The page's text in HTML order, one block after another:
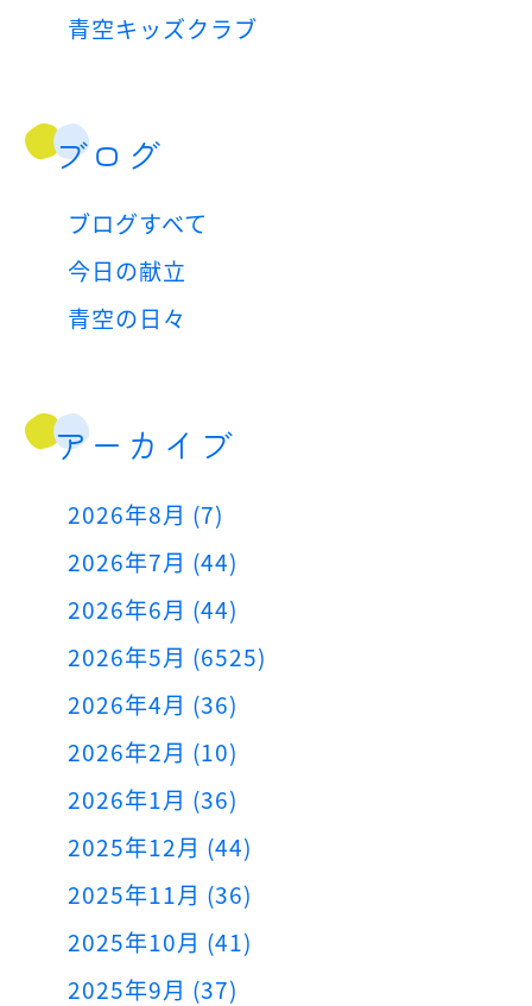
青空キッズクラブ
ブログ
ブログすべて
今日の献立
青空の日々
アーカイブ
2026年8月 (7)
2026年7月 (44)
2026年6月 (44)
2026年5月 (6525)
2026年4月 (36)
2026年2月 (10)
2026年1月 (36)
2025年12月 (44)
2025年11月 (36)
2025年10月 (41)
2025年9月 (37)